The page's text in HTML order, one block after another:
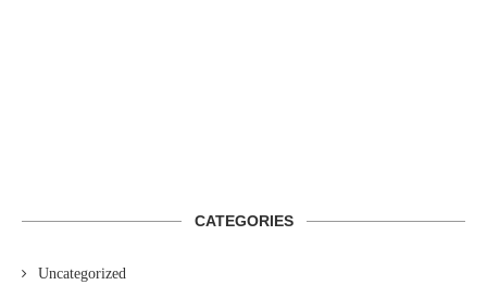
CATEGORIES
Uncategorized